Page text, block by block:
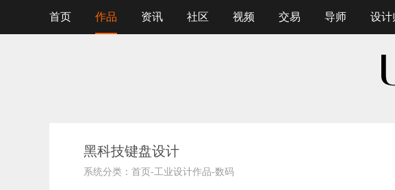
首页 作品 资讯 社区 视频 交易 导师 设计
黑科技键盘设计
系统分类： 首页 -工业设计作品-数码